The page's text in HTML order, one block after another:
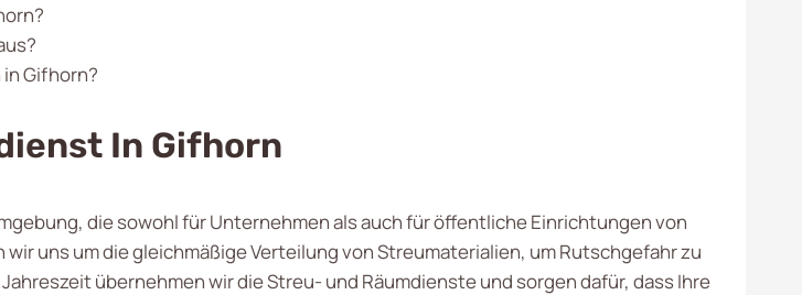
Gifhorn?
In Gifhorn
die sowohl für Unternehmen als auch für öffentliche Einrichtungen von
uns um die gleichmäßige Verteilung von Streumaterialien, um Rutschgefahr zu
übernehmen wir die Streu- und Räumdienste und sorgen dafür, dass Ihre